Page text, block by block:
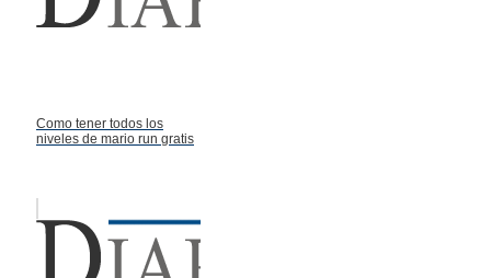
Como tener todos los
niveles de mario run gratis